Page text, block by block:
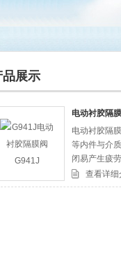
品展示
电动衬胶隔
电动衬胶隔
等内件与介
闭易产生疲
衬里性能表
查看详细